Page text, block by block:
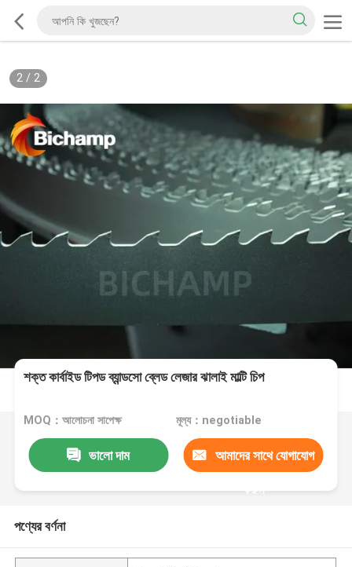
2/ 2
শক্ত কার্বাইড টিপড ব্যান্ডসো ব্লেড লেজার ঝালাই মাল্টি চিপ
MOQ：আলোচনা সাপেক্ষ মূল্য：negotiable
ভালো দাম আমাদের সাথে যোগাযোগ
করুন
পণ্যের বর্ণনা